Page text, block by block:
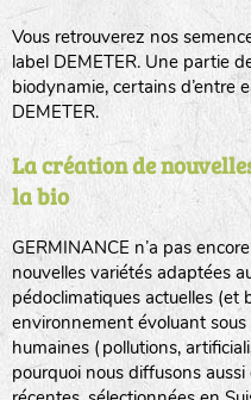
Vous retrouverez nos
label DEMETER. Une partie
biodynamie, certains d’entre
DEMETER.
La création de
la bio
GERMINANCE n’a pas
nouvelles variétés adaptées
pédoclimatiques actuelles (et
environnement évoluant
humaines (pollutions,
pourquoi nous diffusons
BINGENHEIMER
DE BOLSTER (DBO)
: Engrais vert
L: Légumes
A: Aromatiques
BEL : Code de la variété
(Ici
20 : Année de récolte(ici
BPA : Initiales du producteur
semence.
1 : Numéro d’ordre du lot
A : Sans calibre.
G: Gros
Légumes feuilles